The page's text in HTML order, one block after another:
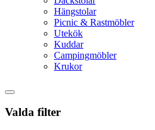
Hängstolar
Picnic & Rastmöbler
Utekök
Kuddar
Campingmöbler
Krukor
Valda filter